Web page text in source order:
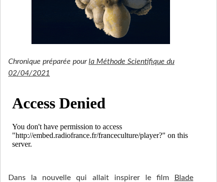
Chronique préparée pourla Méthode Scientifique du
02/04/2021
Dans la nouvelle qui allait inspirer le film
Blade